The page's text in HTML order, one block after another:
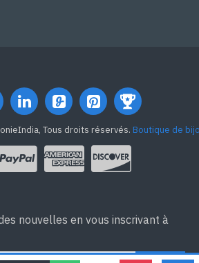
Tous droits réservés. Boutique de
nouvelles en vous inscrivant à